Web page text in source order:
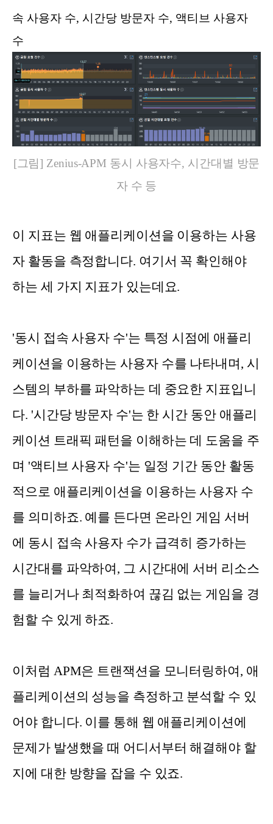
속 사용자 수, 시간당 방문자 수, 액티브 사용자
수
[그림] Zenius-APM 동시 사용자수, 시간대별 방문
자 수 등
이 지표는 웹 애플리케이션을 이용하는 사용
자 활동을 측정합니다. 여기서 꼭 확인해야
하는 세 가지 지표가 있는데요.
'동시 접속 사용자 수'는 특정 시점에 애플리
케이션을 이용하는 사용자 수를 나타내며, 시
스템의 부하를 파악하는 데 중요한 지표입니
다. '시간당 방문자 수'는 한 시간 동안 애플리
케이션 트래픽 패턴을 이해하는 데 도움을 주
며 '액티브 사용자 수'는 일정 기간 동안 활동
적으로 애플리케이션을 이용하는 사용자 수
를 의미하죠. 예를 든다면 온라인 게임 서버
에 동시 접속 사용자 수가 급격히 증가하는
시간대를 파악하여, 그 시간대에 서버 리소스
를 늘리거나 최적화하여 끊김 없는 게임을 경
험할 수 있게 하죠.
이처럼 APM은 트랜잭션을 모니터링하여, 애
플리케이션의 성능을 측정하고 분석할 수 있
어야 합니다. 이를 통해 웹 애플리케이션에
문제가 발생했을 때 어디서부터 해결해야 할
지에 대한 방향을 잡을 수 있죠.